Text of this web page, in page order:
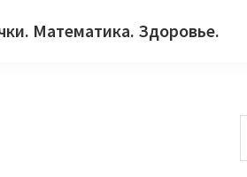
Математика. Здоровье.